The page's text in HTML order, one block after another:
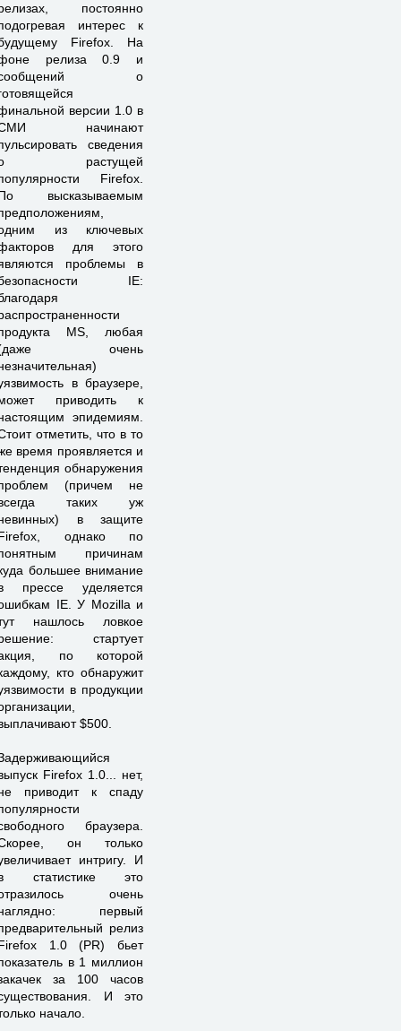
постоянно
интерес к
Firefox. На
релиза 0.9 и
о
версии 1.0 в
начинают
сведения
растущей
Firefox.
высказываемым
из ключевых
для этого
проблемы в
IE:
MS, любая
очень
в браузере,
приводить к
эпидемиям.
отметить, что в то
время проявляется и
обнаружения
(причем не
таких уж
в защите
однако по
причинам
большее внимание
прессе уделяется
IE. У Mozilla и
нашлось ловкое
стартует
по которой
кто обнаружит
в продукции
$500.
Firefox 1.0... нет,
приводит к спаду
браузера.
он только
интригу. И
статистике это
очень
первый
релиз
1.0 (PR) бьет
в 1 миллион
за 100 часов
И это
начало.